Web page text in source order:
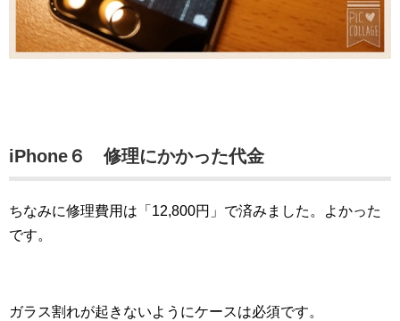
iPhone６ 修理にかかった代金
ちなみに修理費用は「12,800円」で済みました。よかった
です。
ガラス割れが起きないようにケースは必須です。